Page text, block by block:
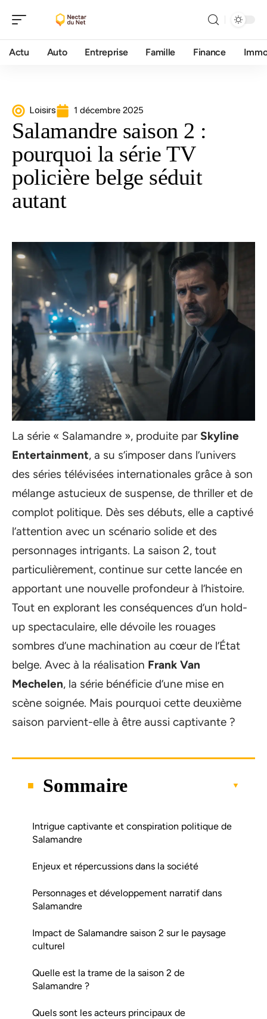
Actu Auto Entreprise Famille Finance
Loisirs 1 décembre 2025
Salamandre saison 2 :
pourquoi la série TV
policière belge séduit
autant
La série « Salamandre », produite par Skyline
Entertainment, a su s’imposer dans l’univers
des séries télévisées internationales grâce à son
mélange astucieux de suspense, de thriller et de
complot politique. Dès ses débuts, elle a captivé
l’attention avec un scénario solide et des
personnages intrigants. La saison 2, tout
particulièrement, continue sur cette lancée en
apportant une nouvelle profondeur à l’histoire.
Tout en explorant les conséquences d’un hold-
up spectaculaire, elle dévoile les rouages
sombres d’une machination au cœur de l’État
belge. Avec à la réalisation Frank Van
Mechelen, la série bénéficie d’une mise en
scène soignée. Mais pourquoi cette deuxième
saison parvient-elle à être aussi captivante ?
Sommaire
Intrigue captivante et conspiration politique de
Salamandre
Enjeux et répercussions dans la société
Personnages et développement narratif dans
Salamandre
Impact de Salamandre saison 2 sur le paysage
culturel
Quelle est la trame de la saison 2 de
Salamandre ?
Quels sont les acteurs principaux de